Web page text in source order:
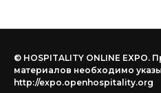
© HOSPITALITY ONLINE EXPO.
материалов необходимо
http://expo.openhospitality.org